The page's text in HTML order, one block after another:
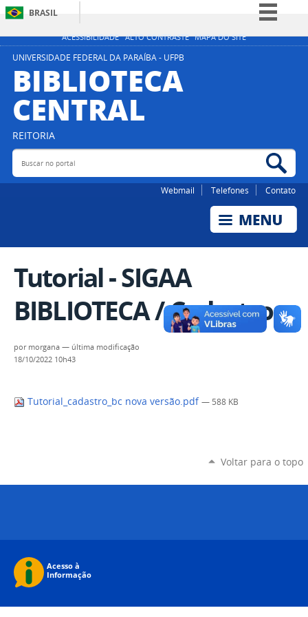
ACESSIBILIDADE ALTO CONTRASTE MAPA DO SITE
BRASIL
Simplifique!
UNIVERSIDADE FEDERAL DA PARAÍBA - UFPB
BIBLIOTECA
CENTRAL
REITORIA
Buscar no portal
Webmail Telefones Contato
Tutorial - SIGAA
BIBLIOTECA / Cadastro
por morgana — última modificação
18/10/2022 10h43
Tutorial_cadastro_bc nova versão.pdf — 588 KB
Voltar para o topo